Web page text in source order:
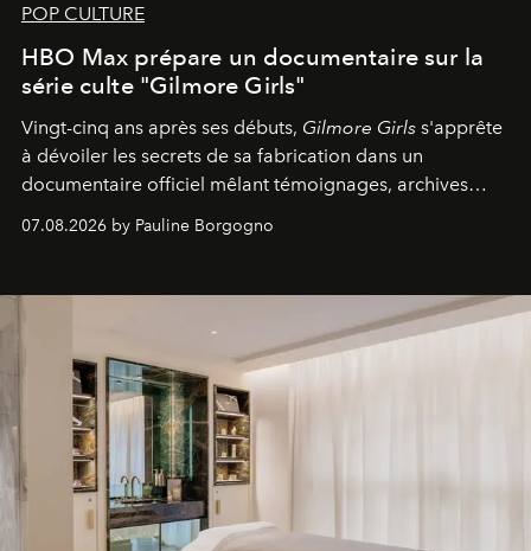
POP CULTURE
HBO Max prépare un documentaire sur la
série culte "Gilmore Girls"
Vingt-cinq ans après ses débuts, Gilmore Girls s'apprête
à dévoiler les secrets de sa fabrication dans un
documentaire officiel mêlant témoignages, archives
générationnel.
07.08.2026 by Pauline Borgogno